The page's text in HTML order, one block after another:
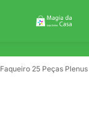
Faqueiro 25 Peças